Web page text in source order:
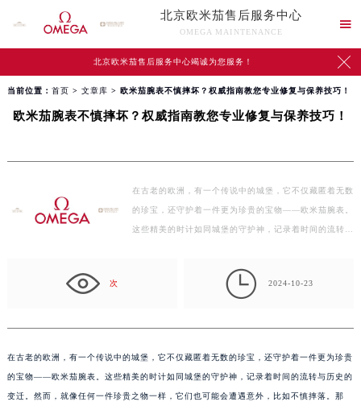
北京欧米茄售后服务中心
OMEGA MAINTENANCE

北京欧米茄售后服务中心竭诚为您服务！ 
当前位置： 首页 > 文章库 > 欧米茄腕表不慎摔坏？权威指南教您专业修复与保养技巧！
欧米茄腕表不慎摔坏？权威指南教您专业修复与保养技巧！
在古老的欧洲，有一个传说中的城堡，它不仅藏匿着无数
的珍宝，还守护着一件更为珍贵的宝物——欧米茄腕表。
这些精美的时计如同城堡的守护神，记录着时间的流转
次  2024-10-23
在古老的欧洲，有一个传说中的城堡，它不仅藏匿着无数的珍宝，还守护着一件更为珍贵
的宝物——欧米茄腕表。这些精美的时计如同城堡的守护神，记录着时间的流转与历史的
变迁。然而，就像任何一件珍贵之物一样，它们也可能会遭遇意外，比如不慎摔落。那